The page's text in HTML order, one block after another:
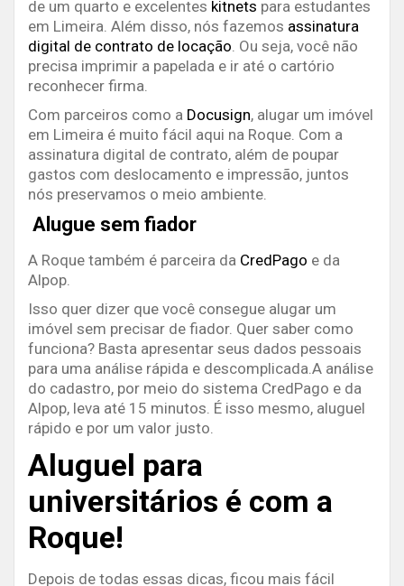
de um quarto e excelentes kitnets para estudantes
em Limeira. Além disso, nós fazemos assinatura
digital de contrato de locação . Ou seja, você não
precisa imprimir a papelada e ir até o cartório
reconhecer firma.
Com parceiros como a Docusign, alugar um imóvel
em Limeira é muito fácil aqui na Roque. Com a
assinatura digital de contrato, além de poupar
gastos com deslocamento e impressão, juntos
nós preservamos o meio ambiente.
Alugue sem fiador
A Roque também é parceira da CredPago e da
Alpop.
Isso quer dizer que você consegue alugar um
imóvel sem precisar de fiador. Quer saber como
funciona? Basta apresentar seus dados pessoais
para uma análise rápida e descomplicada.A análise
do cadastro, por meio do sistema CredPago e da
Alpop, leva até 15 minutos. É isso mesmo, aluguel
rápido e por um valor justo.
Aluguel para
universitários é com a
Roque!
Depois de todas essas dicas, ficou mais fácil